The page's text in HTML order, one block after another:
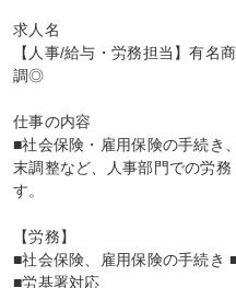
求人名
【人事/給与・労務担当】有名
調◎
仕事の内容
■社会保険・雇用保険の手続き
末調整など、人事部門での労
す。
【労務】
■社会保険、雇用保険の手続き
■労基署対応